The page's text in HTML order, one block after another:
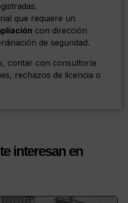
que requiere un
con dirección
de seguridad.
contar con consultoría
rechazos de licencia o
interesan en